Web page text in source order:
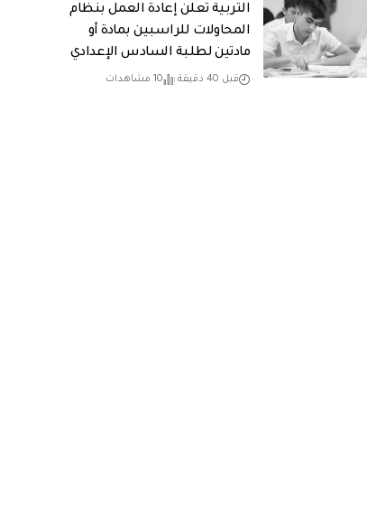
التربية تعلن إعادة العمل بنظام
المحاولات للراسبين بمادة أو
مادتين لطلبة السادس الإعدادي
قبل 40 دقيقة 10 مشاهدات